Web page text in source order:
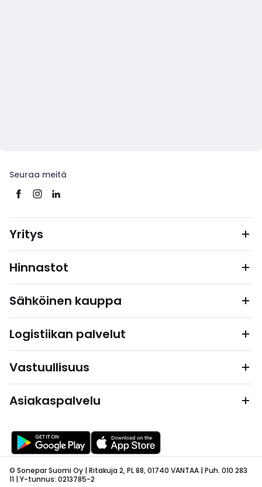
Seuraa meitä
Yritys
Hinnastot
Sähköinen kauppa
Logistiikan palvelut
Vastuullisuus
Asiakaspalvelu
© Sonepar Suomi Oy | Ritakuja 2, PL 88, 01740 VANTAA | Puh. 010 283
11 | Y-tunnus: 0213785-2